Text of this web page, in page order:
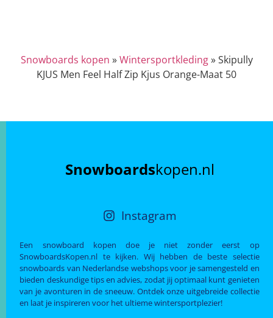
Snowboards kopen »Wintersportkleding»Skipully
KJUS Men Feel Half Zip Kjus Orange-Maat 50
Snowboardskopen.nl
Instagram
Een snowboard kopen doe je niet zonder eerst op
SnowboardsKopen.nl te kijken. Wij hebben de beste selectie
snowboards van Nederlandse webshops voor je samengesteld en
bieden deskundige tips en advies, zodat jij optimaal kunt genieten
van je avonturen in de sneeuw. Ontdek onze uitgebreide collectie
en laat je inspireren voor het ultieme wintersportplezier!